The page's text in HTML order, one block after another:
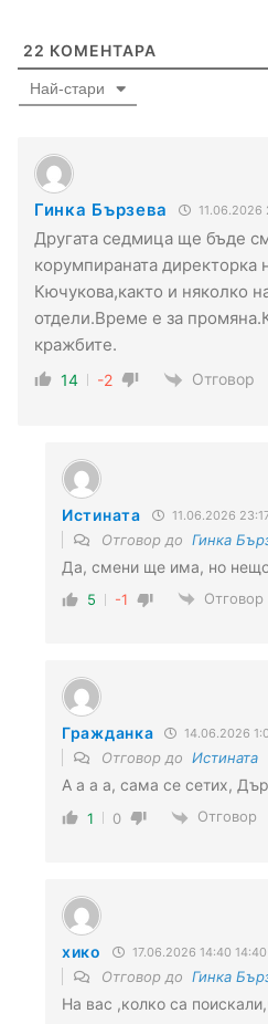
22 КОМЕНТАРА
Най-стари
Гинка Бързева 11.06.2026
Другата седмица ще бъде
корумпираната директорка
Кючукова,както и няколко
отдели.Време е за
кражбите.
14 -2 Отговор
Истината 11.06.2026
Отговор до Гинка
Да, смени ще има, но
5 -1 Отговор
Гражданка 14.06.2026
Отговор до Истината
А а а а, сама се сетих,
1 0 Отговор
хико 17.06.2026 14:40 14:40
Отговор до Гинка
На вас ,колко са